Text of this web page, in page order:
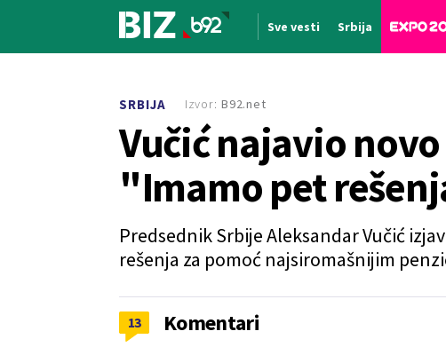
Sve vesti Srbija
SRBIJA
Vučić najavio
"Imamo pet
Predsednik Srbije Aleksandar Vučić
rešenja za pomoć najsiromašnijim
Izvor: B92.net
13 Komentari